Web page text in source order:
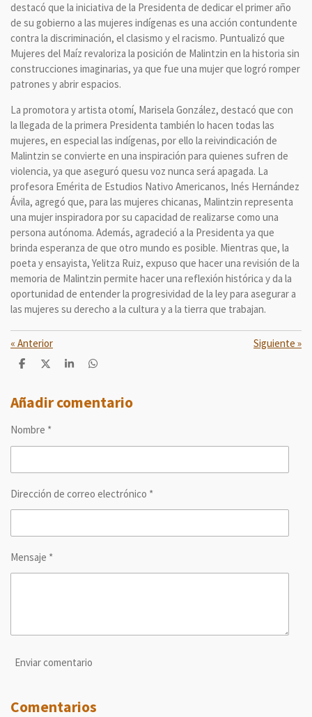
destacó que la iniciativa de la Presidenta de dedicar el primer año
de su gobierno a las mujeres indígenas es una acción contundente
contra la discriminación, el clasismo y el racismo. Puntualizó que
Mujeres del Maíz revaloriza la posición de Malintzin en la historia sin
construcciones imaginarias, ya que fue una mujer que logró romper
patrones y abrir espacios.
La promotora y artista otomí, Marisela González, destacó que con
la llegada de la primera Presidenta también lo hacen todas las
mujeres, en especial las indígenas, por ello la reivindicación de
Malintzin se convierte en una inspiración para quienes sufren de
violencia, ya que aseguró quesu voz nunca será apagada. La
profesora Emérita de Estudios Nativo Americanos, Inés Hernández
Ávila, agregó que, para las mujeres chicanas, Malintzin representa
una mujer inspiradora por su capacidad de realizarse como una
persona autónoma. Además, agradeció a la Presidenta ya que
brinda esperanza de que otro mundo es posible. Mientras que, la
poeta y ensayista, Yelitza Ruiz, expuso que hacer una revisión de la
memoria de Malintzin permite hacer una reflexión histórica y da la
oportunidad de entender la progresividad de la ley para asegurar a
las mujeres su derecho a la cultura y a la tierra que trabajan.
« Anterior Siguiente »
C
p
a
t
C
p
a
C
p
a
C
p
a
Añadir comentario
Nombre *
Dirección de correo electrónico *
Mensaje *
Enviar comentario
Comentarios